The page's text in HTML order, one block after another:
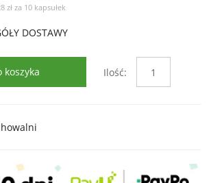
zł za 10 kapsułek
DOSTAWY
koszyka Ilość: